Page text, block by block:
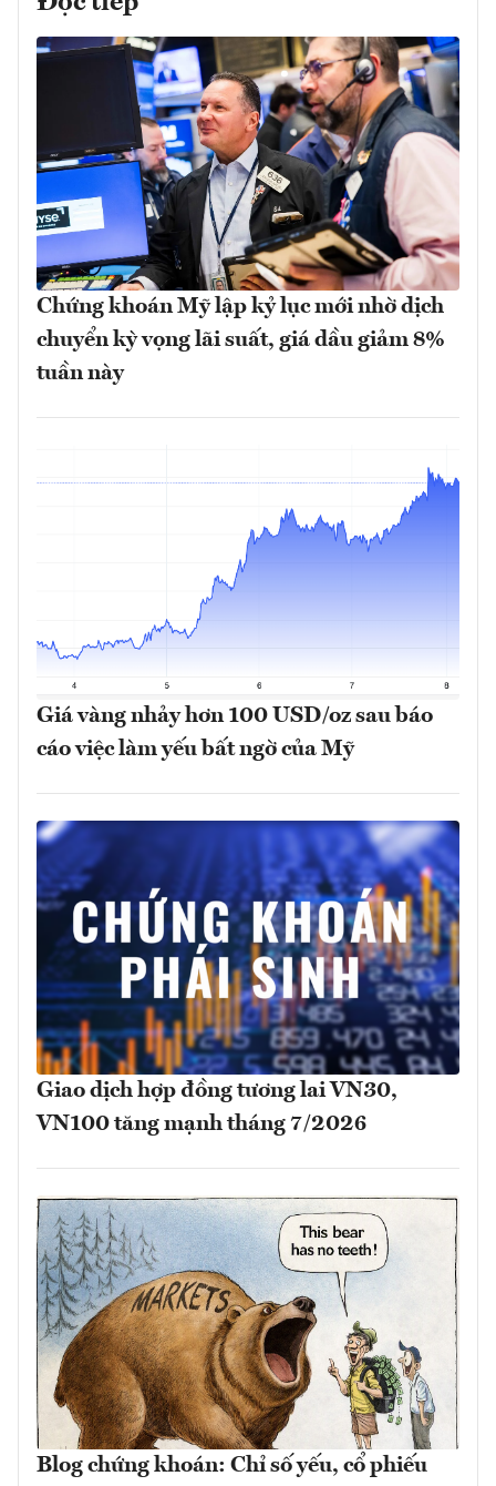
Chứng khoán Mỹ lập kỷ lục mới nhờ dịch
chuyển kỳ vọng lãi suất, giá dầu giảm 8%
tuần này
Giá vàng nhảy hơn 100 USD/oz sau báo
cáo việc làm yếu bất ngờ của Mỹ
Giao dịch hợp đồng tương lai VN30,
VN100 tăng mạnh tháng 7/2026
Blog chứng khoán: Chỉ số yếu, cổ phiếu